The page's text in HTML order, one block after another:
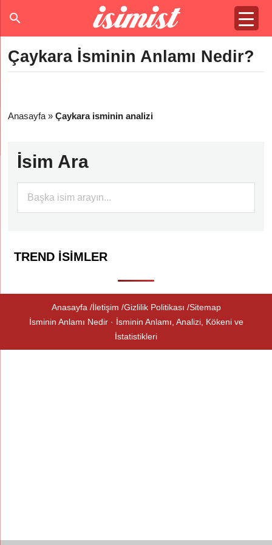
Çaykara İsminin Anlamı Nedir?
Anasayfa »Çaykara isminin analizi
İsim Ara
TREND İSIMLER
Anasayfa İletişim Gizlilik Politikası Sitemap
İsminin Anlamı Nedir · İsminin Anlamı, Analizi, Kökeni ve
İstatistikleri